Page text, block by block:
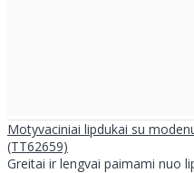
Motyvaciniai lipdukai su
(TT62659)
Greitai ir lengvai paimami nuo